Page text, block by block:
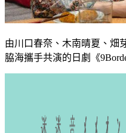
由川口春奈、木南晴夏、畑
脇海攜手共演的日劇《